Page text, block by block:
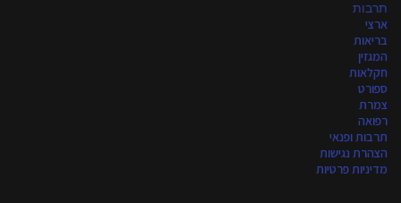
תרבות
ארצי
בריאות
המגזין
חקלאות
ספורט
צמרת
רפואה
תרבות ופנאי
הצהרת נגישות
מדיניות פרטיות